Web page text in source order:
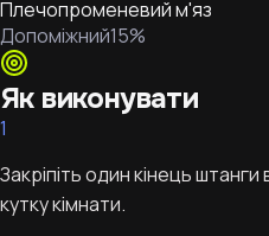
Плечопроменевий м'яз
Допоміжний15%
Як виконувати
1
Закріпіть один кінець
кутку кімнати.